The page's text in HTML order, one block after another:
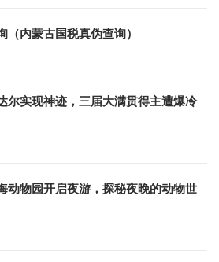
（内蒙古国税真伪查询）
尔实现神迹，三届大满贯得主遭爆冷
动物园开启夜游，探秘夜晚的动物世